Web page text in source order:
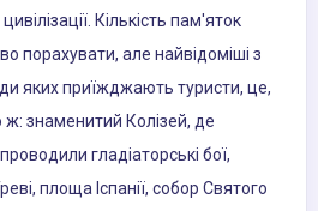
Кількість пам'яток
порахувати, але найвідоміші з
яких приїжджають туристи, це,
ж: знаменитий Колізей, де
гладіаторські бої,
площа Іспанії, собор Святого